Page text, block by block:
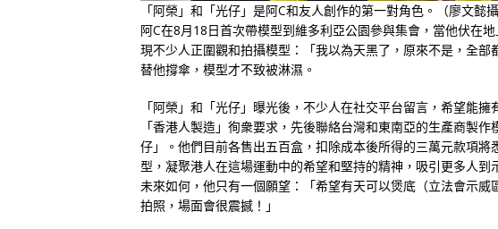
「阿榮」和「光仔」是阿C和友人創作的第一對角色。（廖文懿攝
阿C在8月18日首次帶模型到維多利亞公園參與集會，當他伏在
現不少人正圍觀和拍攝模型：「我以為天黑了，原來不是，全
替他撐傘，模型才不致被淋濕。
「阿榮」和「光仔」曝光後，不少人在社交平台留言，希望能
「香港人製造」徇衆要求，先後聯絡台灣和東南亞的生產商製
仔」。他們目前各售出五百盒，扣除成本後所得的三萬元款項
型，凝聚港人在這場運動中的希望和堅持的精神，吸引更多人
未來如何，他只有一個願望：「希望有天可以煲底（立法會示
拍照，場面會很震撼！」